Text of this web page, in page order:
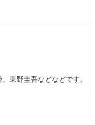
東野圭吾などなどです。